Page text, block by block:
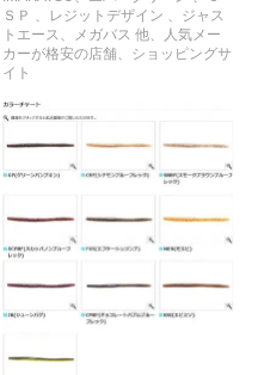
ＳＰ 、レジットデザイン 、ジャス
トエース、メガバス 他、人気メー
カーが格安の店舗、ショッピングサ
イト